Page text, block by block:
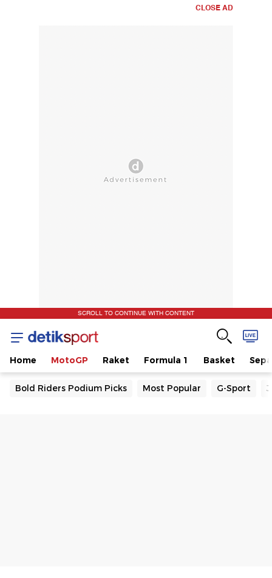
CLOSE AD
SCROLL TO CONTINUE WITH CONTENT
Home MotoGP Raket Formula 1 Basket
Bold Riders Podium Picks Most Popular G-Sport